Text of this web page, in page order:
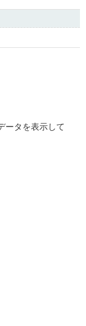
ータを表示して